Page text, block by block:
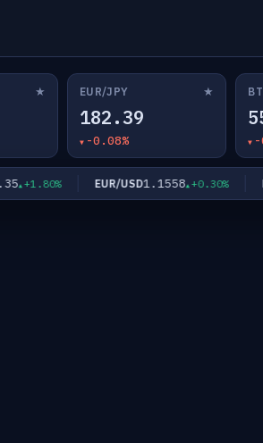
★ EUR/JPY ★
182.39
-0.08% -
+1.80% EUR/USD1.1558 +0.30%